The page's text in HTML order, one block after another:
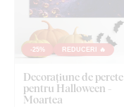
-25% REDUCERI 🔥
Decorațiune de perete
pentru Halloween -
Moartea